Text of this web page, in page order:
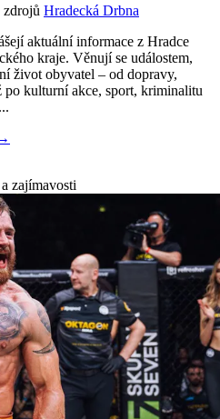
zdrojů Hradecká Drbna
aktuální informace z Hradce
kraje. Věnují se událostem,
život obyvatel – od dopravy,
kulturní akce, sport, kriminalitu
zajímavosti